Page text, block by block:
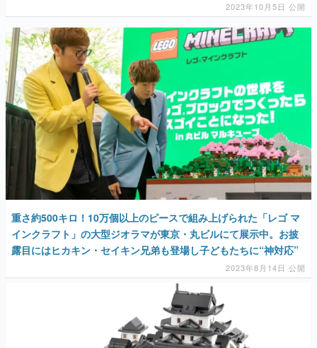
2023年10月5日 公開
重さ約500キロ！10万個以上のピースで組み上げられた「レゴ マ
インクラフト」の大型ジオラマが東京・丸ビルにて展示中。お披
露目にはヒカキン・セイキン兄弟も登場し子どもたちに“神対応”
2023年8月14日 公開